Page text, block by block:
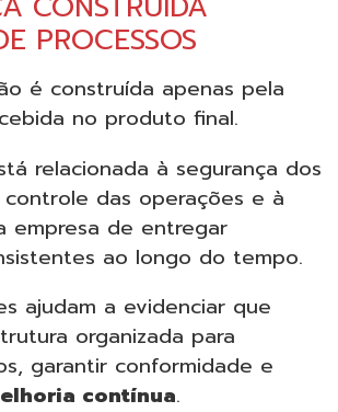
PROCESSOS
é construída apenas pela
no produto final.
relacionada à segurança dos
das operações e à
empresa de entregar
ao longo do tempo.
ajudam a evidenciar que
organizada para
garantir conformidade e
contínua.